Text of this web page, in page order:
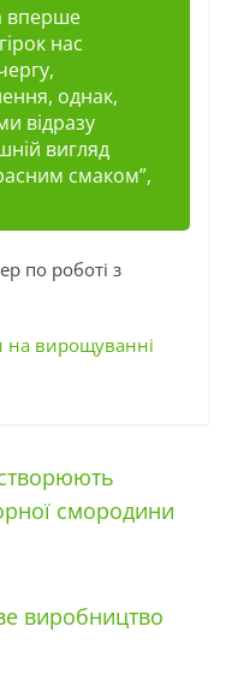
вперше
нас
однак,
відразу
вигляд
смаком”,
по роботі з
на вирощуванні
смородини
виробництво